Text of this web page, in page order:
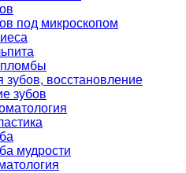
под микроскопом
пломбы
зубов, восстановление
зубов
мудрости